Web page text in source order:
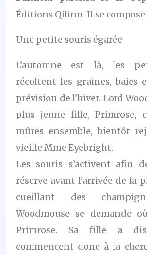
Éditions Qilinn. Il se compose
Une petite souris égarée
L’automne est là, les
récoltent les graines, baies
prévision de l’hiver. Lord
plus jeune fille, Primrose,
mûres ensemble, bientôt
vieille Mme Eyebright.
Les souris s’activent afin
réserve avant l’arrivée de la
cueillant des
Woodmouse se demande
Primrose. Sa fille a
commencent donc à la